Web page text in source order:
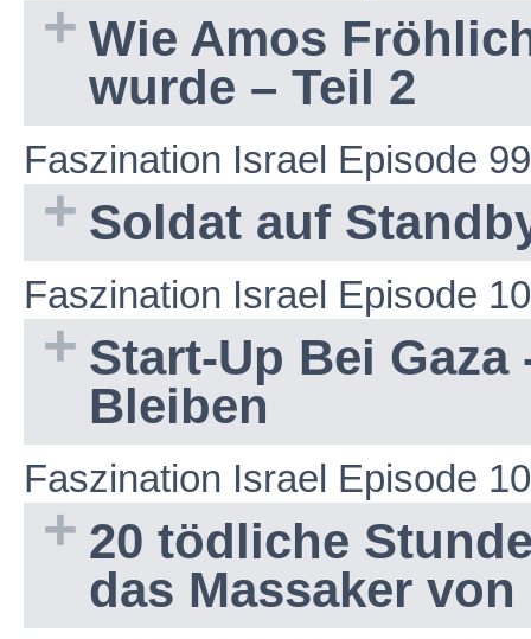
Wie Amos
wurde – Teil 2
Faszination Israel Episode 99
Soldat auf
Faszination Israel Episode
Start-Up Bei Gaza
Bleiben
Faszination Israel Episode
20 tödliche
das Massaker